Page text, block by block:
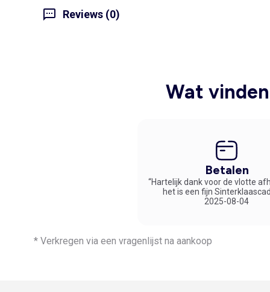
Reviews (0)
Wat
Betalen
“Hartelijk dank voor de vlotte
het is een fijn
2025-08-04
* Verkregen via een vragenlijst na aankoop